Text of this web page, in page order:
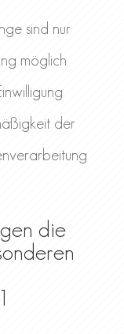
sind nur
möglich.
der
die